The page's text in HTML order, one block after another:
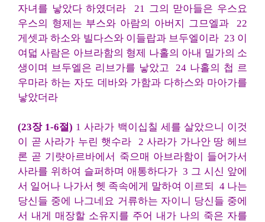
자녀를 낳았다 하였더라 21 그의 맏아들은 우스요
우스의 형제는 부스와 아람의 아버지 그므엘과 22
게셋과 하소와 빌다스와 이들랍과 브두엘이라 23 이
여덟 사람은 아브라함의 형제 나홀의 아내 밀가의 소
생이며 브두엘은 리브가를 낳았고 24 나홀의 첩 르
우마라 하는 자도 데바와 가함과 다하스와 마아가를
낳았더라
(23장 1-6절) 1 사라가 백이십칠 세를 살았으니 이것
이 곧 사라가 누린 햇수라 2 사라가 가나안 땅 헤브
론 곧 기럇아르바에서 죽으매 아브라함이 들어가서
사라를 위하여 슬퍼하며 애통하다가3 그 시신 앞에
서 일어나 나가서 헷 족속에게 말하여 이르되 4 나는
당신들 중에 나그네요 거류하는 자이니 당신들 중에
서 내게 매장할 소유지를 주어 내가 나의 죽은 자를